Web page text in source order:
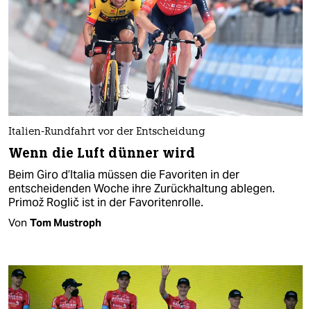
Italien-Rundfahrt vor der Entscheidung
Wenn die Luft dünner wird
Beim Giro d’Italia müssen die Favoriten in der
entscheidenden Woche ihre Zurückhaltung ablegen.
Primož Roglič ist in der Favoritenrolle.
Von Tom Mustroph